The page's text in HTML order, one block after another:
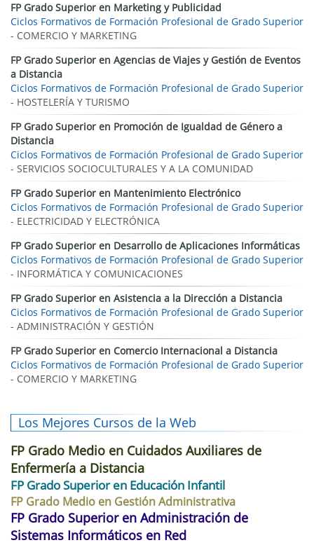
FP Grado Superior en Marketing y Publicidad
Ciclos Formativos de Formación Profesional de Grado Superior
- COMERCIO Y MARKETING
FP Grado Superior en Agencias de Viajes y Gestión de Eventos
a Distancia
Ciclos Formativos de Formación Profesional de Grado Superior
- HOSTELERÍA Y TURISMO
FP Grado Superior en Promoción de Igualdad de Género a
Distancia
Ciclos Formativos de Formación Profesional de Grado Superior
- SERVICIOS SOCIOCULTURALES Y A LA COMUNIDAD
FP Grado Superior en Mantenimiento Electrónico
Ciclos Formativos de Formación Profesional de Grado Superior
- ELECTRICIDAD Y ELECTRÓNICA
FP Grado Superior en Desarrollo de Aplicaciones Informáticas
Ciclos Formativos de Formación Profesional de Grado Superior
- INFORMÁTICA Y COMUNICACIONES
FP Grado Superior en Asistencia a la Dirección a Distancia
Ciclos Formativos de Formación Profesional de Grado Superior
- ADMINISTRACIÓN Y GESTIÓN
FP Grado Superior en Comercio Internacional a Distancia
Ciclos Formativos de Formación Profesional de Grado Superior
- COMERCIO Y MARKETING
Los Mejores Cursos de la Web
FP Grado Medio en Cuidados Auxiliares de
Enfermería a Distancia
FP Grado Superior en Educación Infantil
FP Grado Medio en Gestión Administrativa
FP Grado Superior en Administración de
Sistemas Informáticos en Red